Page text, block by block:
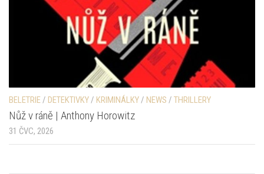
BELETRIE/ DETEKTIVKY/ KRIMINÁLKY/ NEWS / THRILLERY
Nůž v ráně | Anthony Horowitz
31 ČVC, 2026